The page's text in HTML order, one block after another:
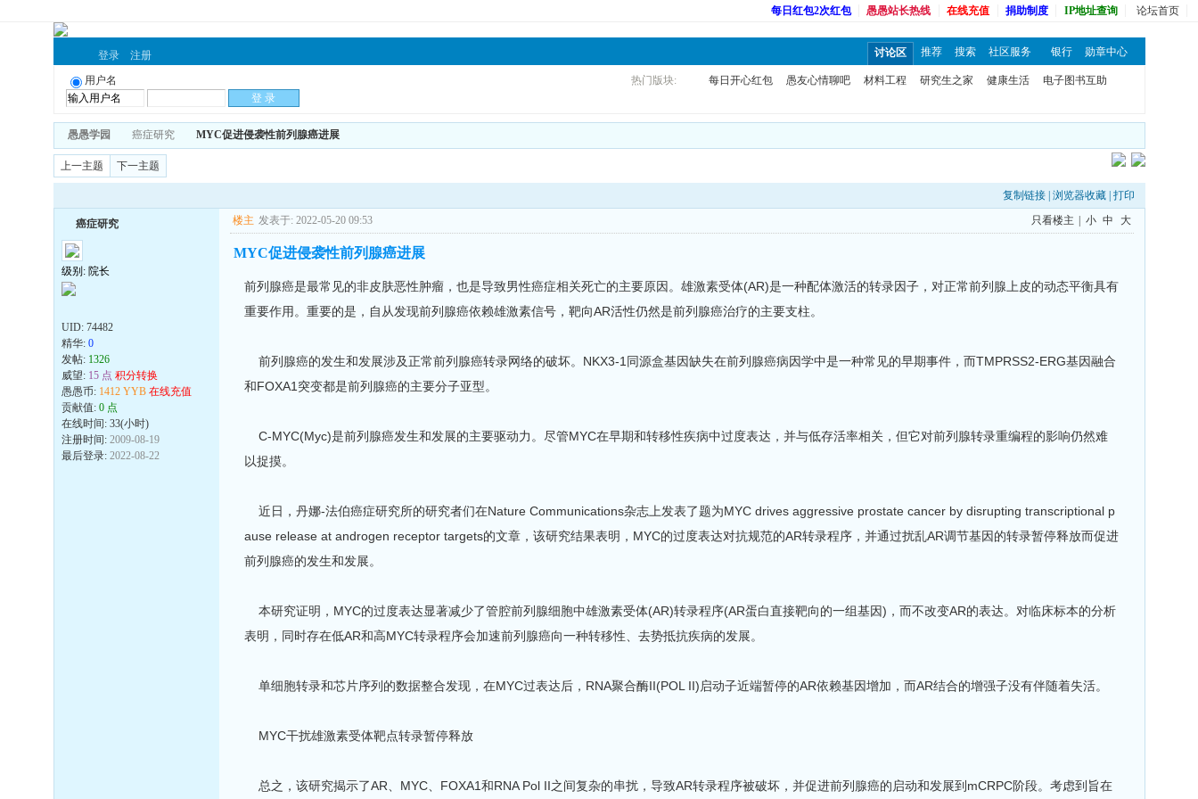
每日红包2次红包 愚愚站长热线 在线充值 捐助制度 IP地址查询 论坛首页
登录 注册 讨论区 推荐 搜索 社区服务 银行 勋章中心
用户名 热门版块: 每日开心红包 愚友心情聊吧 材料工程 研究生之家 健康生活 电子图书互助
愚愚学园 癌症研究 MYC促进侵袭性前列腺癌进展
上一主题 下一主题
复制链接| 浏览器收藏| 打印
癌症研究
级别: 院长
UID: 74482
精华: 0
发帖: 1326
威望: 15 点 积分转换
愚愚币: 1412 YYB 在线充值
贡献值: 0 点
在线时间: 33(小时)
注册时间: 2009-08-19
最后登录: 2022-08-22
楼主 发表于: 2022-05-20 09:53 只看楼主 小 中 大
MYC促进侵袭性前列腺癌进展
前列腺癌是最常见的非皮肤恶性肿瘤，也是导致男性癌症相关死亡的主要原因。雄激素受体(AR)是一种配体激活的转录因子，对正常前列腺上皮的动态平衡具有
重要作用。重要的是，自从发现前列腺癌依赖雄激素信号，靶向AR活性仍然是前列腺癌治疗的主要支柱。
前列腺癌的发生和发展涉及正常前列腺癌转录网络的破坏。NKX3-1同源盒基因缺失在前列腺癌病因学中是一种常见的早期事件，而TMPRSS2-ERG基因融合
和FOXA1突变都是前列腺癌的主要分子亚型。
C-MYC(Myc)是前列腺癌发生和发展的主要驱动力。尽管MYC在早期和转移性疾病中过度表达，并与低存活率相关，但它对前列腺转录重编程的影响仍然难
以捉摸。
近日，丹娜-法伯癌症研究所的研究者们在Nature Communications杂志上发表了题为MYC drives aggressive prostate cancer by disrupting transcriptional p
ause release at androgen receptor targets的文章，该研究结果表明，MYC的过度表达对抗规范的AR转录程序，并通过扰乱AR调节基因的转录暂停释放而促进
前列腺癌的发生和发展。
本研究证明，MYC的过度表达显著减少了管腔前列腺细胞中雄激素受体(AR)转录程序(AR蛋白直接靶向的一组基因)，而不改变AR的表达。对临床标本的分析
表明，同时存在低AR和高MYC转录程序会加速前列腺癌向一种转移性、去势抵抗疾病的发展。
单细胞转录和芯片序列的数据整合发现，在MYC过表达后，RNA聚合酶II(POL II)启动子近端暂停的AR依赖基因增加，而AR结合的增强子没有伴随着失活。
MYC干扰雄激素受体靶点转录暂停释放
总之，该研究揭示了AR、MYC、FOXA1和RNA Pol II之间复杂的串扰，导致AR转录程序被破坏，并促进前列腺癌的启动和发展到mCRPC阶段。考虑到旨在